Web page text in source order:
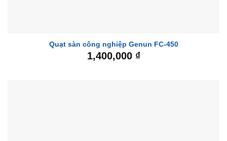
Quạt sàn công nghiệp Genun FC-450
1,400,000 ₫